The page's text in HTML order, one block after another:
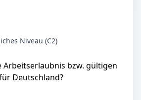
Niveau (C2)
Arbeitserlaubnis bzw. gültigen
Deutschland?